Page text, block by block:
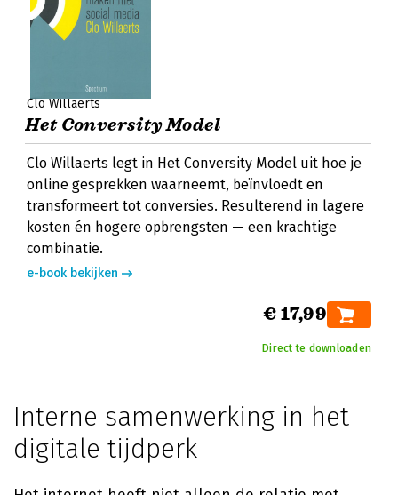
Clo Willaerts
Het Conversity Model
Clo Willaerts legt in Het Conversity Model uit hoe je
online gesprekken waarneemt, beïnvloedt en
transformeert tot conversies. Resulterend in lagere
kosten én hogere opbrengsten — een krachtige
combinatie.
e-book bekijken
€ 17,99
Direct te downloaden
Interne samenwerking in het
digitale tijdperk